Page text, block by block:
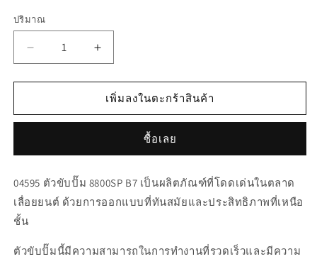
ปริมาณ
04595
ขับ
8800SP
B7
สำหรับ
04595
ขับ
8800SP
B7
เพิ่มลงในตะกร้าสินค้า
ซื้อเลย
04595 ตัวขับปั๊ม 8800SP B7 เป็นผลิตภัณฑ์ที่โดดเด่นในตลาด
เลื่อยยนต์ ด้วยการออกแบบที่ทันสมัยและประสิทธิภาพที่เหนือ
ชั้น
ตัวขับปั๊มนี้มีความสามารถในการทำงานที่รวดเร็วและมีความ